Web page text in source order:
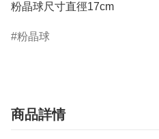
粉晶球尺寸直徑17cm
粉晶球
商品詳情